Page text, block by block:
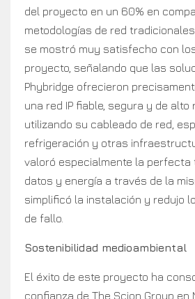
del proyecto en un 60% en
metodologías de red
se mostró muy satisfecho con
proyecto, señalando que las
Phybridge ofrecieron
una red IP fiable, segura y de alto
utilizando su cableado de red,
refrigeración y otras
valoró especialmente la perfecta
datos y energía a través de la
simplificó la instalación y redujo
de fallo.
Sostenibilidad medioambiental
El éxito de este proyecto ha
confianza de The Scion Group en